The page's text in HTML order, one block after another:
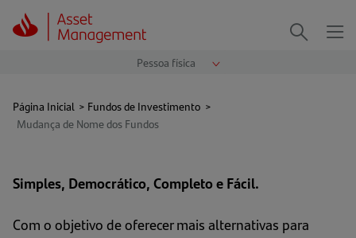
Página Inicial > Fundos de Investimento >
Mudança de Nome dos Fundos
Simples, Democrático, Completo e Fácil.
Com o objetivo de oferecer mais alternativas para